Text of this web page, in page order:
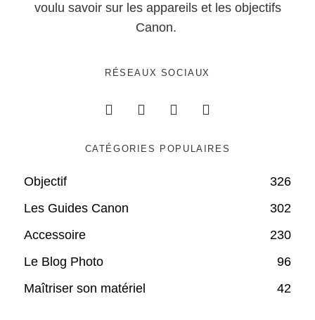
voulu savoir sur les appareils et les objectifs
Canon.
RÉSEAUX SOCIAUX
CATÉGORIES POPULAIRES
Objectif
326
Les Guides Canon
302
Accessoire
230
Le Blog Photo
96
Maîtriser son matériel
42